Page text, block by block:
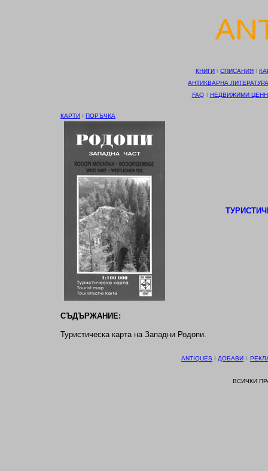
КНИГИ І СПИСАНИЯ І
АНТИКВАРНА ЛИТЕРАТУРА
FAQ І НЕДВИЖИМИ
КАРТИ І ПОРЪЧКА
СЪДЪРЖАНИЕ:
Туристическа карта на Западни Родопи.
ANTIQUES І ДОБАВИ І
ВСИЧКИ